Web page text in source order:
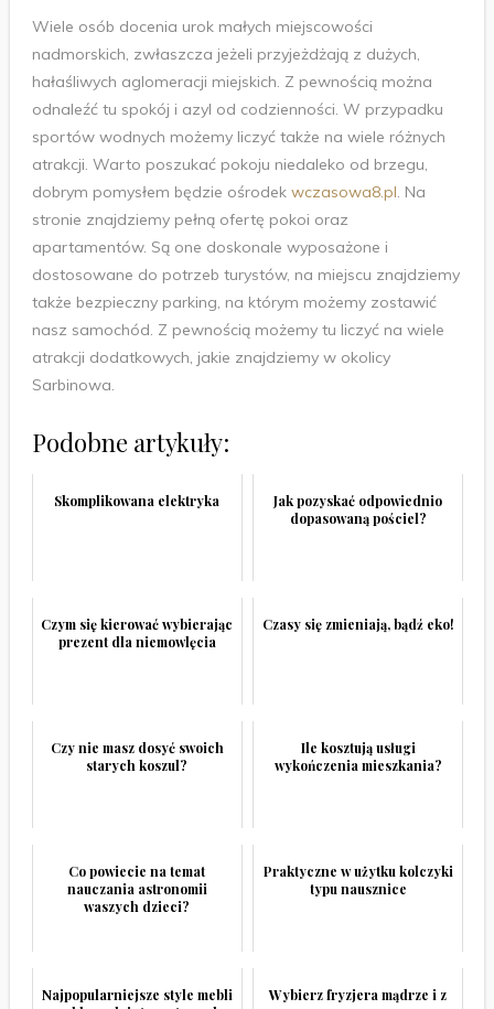
Wiele osób docenia urok małych miejscowości
nadmorskich, zwłaszcza jeżeli przyjeżdżają z dużych,
hałaśliwych aglomeracji miejskich. Z pewnością można
odnaleźć tu spokój i azyl od codzienności. W przypadku
sportów wodnych możemy liczyć także na wiele różnych
atrakcji. Warto poszukać pokoju niedaleko od brzegu,
dobrym pomysłem będzie ośrodek wczasowa8.pl. Na
stronie znajdziemy pełną ofertę pokoi oraz
apartamentów. Są one doskonale wyposażone i
dostosowane do potrzeb turystów, na miejscu znajdziemy
także bezpieczny parking, na którym możemy zostawić
nasz samochód. Z pewnością możemy tu liczyć na wiele
atrakcji dodatkowych, jakie znajdziemy w okolicy
Sarbinowa.
Podobne artykuły:
Skomplikowana elektryka
Jak pozyskać odpowiednio
dopasowaną pościel?
Czym się kierować wybierając
prezent dla niemowlęcia
Czasy się zmieniają, bądź eko!
Czy nie masz dosyć swoich
starych koszul?
Ile kosztują usługi
wykończenia mieszkania?
Co powiecie na temat
nauczania astronomii
waszych dzieci?
Praktyczne w użytku kolczyki
typu nausznice
Najpopularniejsze style mebli
Wybierz fryzjera mądrze i z